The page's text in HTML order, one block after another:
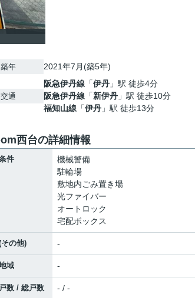
築年 2021年7月(築5年)
交通
阪急伊丹線 「伊丹 」駅 徒歩4分
阪急伊丹線 「新伊丹 」駅 徒歩10分
福知山線 「伊丹 」駅 徒歩13分
西台の詳細情報
件
機械警備
駐輪場
敷地内ごみ置き場
光ファイバー
オートロック
宅配ボックス
の他) -
域 -
数 / 総戸数 - / -